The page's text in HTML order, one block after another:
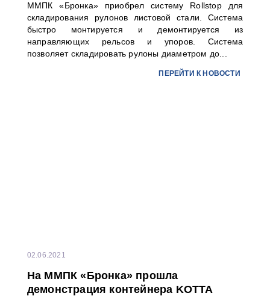
ММПК «Бронка» приобрел систему Rollstop для
складирования рулонов листовой стали. Система
быстро монтируется и демонтируется из
направляющих рельсов и упоров. Система
позволяет складировать рулоны диаметром до...
ПЕРЕЙТИ К НОВОСТИ
02.06.2021
На ММПК «Бронка» прошла
демонстрация контейнера KOTTA